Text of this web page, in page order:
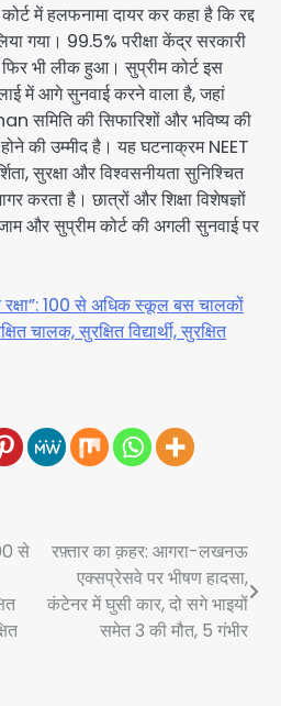
में हलफनामा दायर कर कहा है कि रद्द
गया। 99.5% परीक्षा केंद्र सरकारी
भी लीक हुआ। सुप्रीम कोर्ट इस
में आगे सुनवाई करने वाला है, जहां
समिति की सिफारिशों और भविष्य की
होने की उम्मीद है। यह घटनाक्रम NEET
सुरक्षा और विश्वसनीयता सुनिश्चित
करता है। छात्रों और शिक्षा विशेषज्ञों
और सुप्रीम कोर्ट की अगली सुनवाई पर
रक्षा”: 100 से अधिक स्कूल बस चालकों
चालक, सुरक्षित विद्यार्थी, सुरक्षित
से
रफ़्तार का क़हर: आगरा-लखनऊ
एक्सप्रेसवे पर भीषण हादसा,
कंटेनर में घुसी कार, दो सगे भाइयों
समेत 3 की मौत, 5 गंभीर